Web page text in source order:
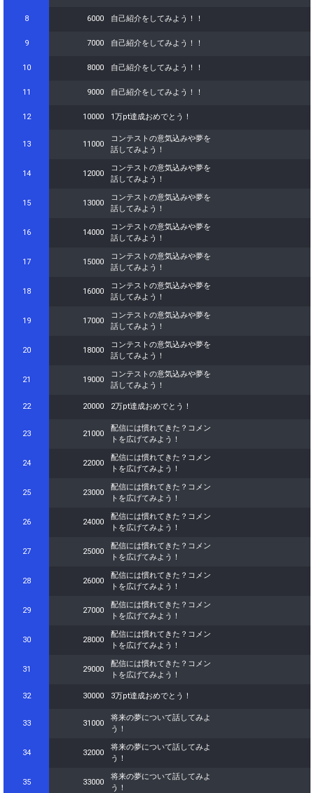
88 86000
う！
89 87000
自由に配信を楽しんでみよ
自由に配信を楽しんでみよ
う！
9万pt達成おめでとう！
自由に配信を楽しんでみよ
う！
自由に配信を楽しんでみよ
う！
自由に配信を楽しんでみよ
う！
自由に配信を楽しんでみよ
う！
自由に配信を楽しんでみよ
う！
自由に配信を楽しんでみよ
う！
自由に配信を楽しんでみよ
う！
自由に配信を楽しんでみよ
う！
どんどん花火をあげよう！
104 120000 どんどん花火をあげよう！
105 130000 どんどん花火をあげよう！
どんどん花火をあげよう！
どんどん花火をあげよう！
どんどん花火をあげよう！
110 180000 どんどん花火をあげよう！
111 190000 20万ptまでもう少し！
20万pt達成おめでとう！
どんどん花火をあげよう！
どんどん花火をあげよう！
117 250000 どんどん花火をあげよう！
8 6000 自己紹介をしてみよう！！
9 7000 自己紹介をしてみよう！！
10 8000 自己紹介をしてみよう！！
11 9000 自己紹介をしてみよう！！
12 10000 1万pt達成おめでとう！
13 11000
コンテストの意気込みや夢を
話してみよう！
14 12000
コンテストの意気込みや夢を
話してみよう！
15 13000
コンテストの意気込みや夢を
話してみよう！
16 14000
コンテストの意気込みや夢を
話してみよう！
17 15000
コンテストの意気込みや夢を
話してみよう！
18 16000
コンテストの意気込みや夢を
話してみよう！
19 17000
コンテストの意気込みや夢を
話してみよう！
20 18000
コンテストの意気込みや夢を
話してみよう！
21 19000
コンテストの意気込みや夢を
話してみよう！
22 20000 2万pt達成おめでとう！
23 21000
配信には慣れてきた？コメン
トを広げてみよう！
24 22000
配信には慣れてきた？コメン
トを広げてみよう！
25 23000
配信には慣れてきた？コメン
トを広げてみよう！
26 24000
配信には慣れてきた？コメン
トを広げてみよう！
27 25000
配信には慣れてきた？コメン
トを広げてみよう！
28 26000
配信には慣れてきた？コメン
トを広げてみよう！
29 27000
配信には慣れてきた？コメン
トを広げてみよう！
30 28000
配信には慣れてきた？コメン
トを広げてみよう！
31 29000
配信には慣れてきた？コメン
トを広げてみよう！
32 30000 3万pt達成おめでとう！
33 31000
将来の夢について話してみよ
う！
34 32000
将来の夢について話してみよ
う！
35 33000
将来の夢について話してみよ
う！